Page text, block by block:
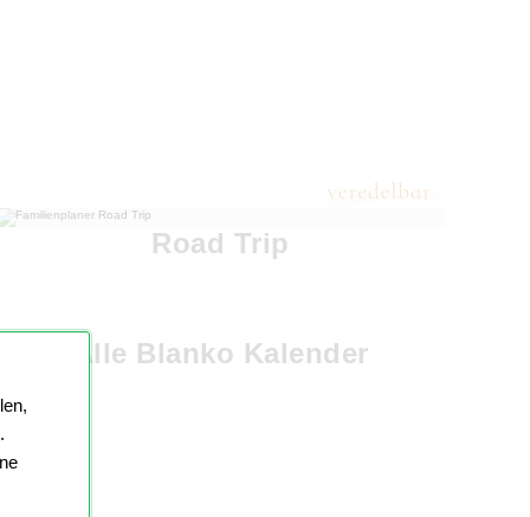
Road Trip
Alle Blanko Kalender